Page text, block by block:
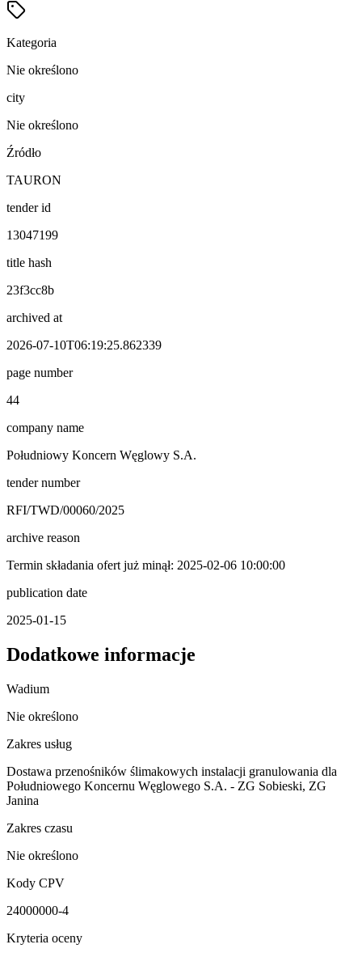
Kategoria
Nie określono
city
Nie określono
Źródło
TAURON
tender id
13047199
title hash
23f3cc8b
archived at
2026-07-10T06:19:25.862339
page number
44
company name
Południowy Koncern Węglowy S.A.
tender number
RFI/TWD/00060/2025
archive reason
Termin składania ofert już minął: 2025-02-06 10:00:00
publication date
2025-01-15
Dodatkowe informacje
Wadium
Nie określono
Zakres usług
Dostawa przenośników ślimakowych instalacji granulowania dla
Południowego Koncernu Węglowego S.A. - ZG Sobieski, ZG
Janina
Zakres czasu
Nie określono
Kody CPV
24000000-4
Kryteria oceny